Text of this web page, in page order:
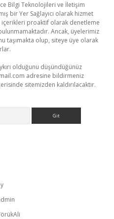
Bilgi Teknolojileri ve İletişim
bir Yer Sağlayıcı olarak hizmet
proaktif olarak denetleme
Ancak, üyelerimiz
taşımakta olup, siteye üye olarak
olduğunu düşündüğünüz
adresine bildirmeniz
sitemizden kaldırılacaktır.